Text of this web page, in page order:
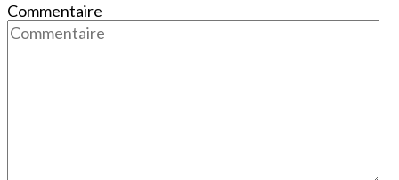
Commentaire